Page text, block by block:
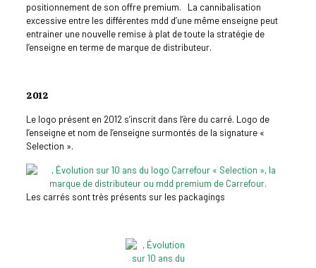
positionnement de son offre premium. La cannibalisation
excessive entre les différentes mdd d’une même enseigne peut
entrainer une nouvelle remise à plat de toute la stratégie de
l’enseigne en terme de marque de distributeur.
2012
Le logo présent en 2012 s’inscrit dans l’ère du carré. Logo de
l’enseigne et nom de l’enseigne surmontés de la signature «
Selection ».
Les carrés sont très présents sur les packagings